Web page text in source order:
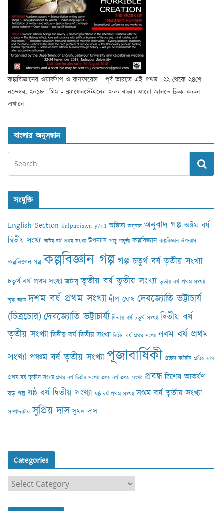
কল্পবিজ্ঞানের ওয়ার্কশপ ও কনফারেন্স - পূর্ব ভারতে এই প্রথম। ২২ থেকে ২৪শে
নভেম্বর, ২০১৮। থিম - ফ্র্যাঙ্কেনস্টেইনের ২০০ বছর। আরো জানতে ক্লিক করুন
এখানে।
বাংলায় অনুসন্ধান
সংযুক্তি
English Section kalpabiswa y7n1 অঙ্কিতা অনুবাদ অনুবাদ গল্প অষ্টম বর্ষ
দ্বিতীয় সংখ্যা অষ্টম বর্ষ প্রথম সংখ্যা উপন্যাস ঋজু গাঙ্গুলী কল্পবিজ্ঞান কল্পবিজ্ঞান উপন্যাস
কল্পবিজ্ঞান গল্প কল্পবিজ্ঞান গল্পগল্প চতুর্থ বর্ষ তৃতীয় সংখ্যা
চতুর্থ বর্ষ প্রথম সংখ্যা জটায়ু তৃতীয় বর্ষ তৃতীয় সংখ্যা তৃতীয় বর্ষ প্রথম সংখ্যা
তৃষা আঢ‍্য দশম বর্ষ প্রথম সংখ্যা দীপ ঘোষ দেবজ্যোতি ভট্টাচার্য
(চিত্রচোর)দেবজ্যোতি ভট্টাচার্য্য দ্বিতীয় বর্ষ চতুর্থ সংখ্যা দ্বিতীয় বর্ষ
তৃতীয় সংখ্যা দ্বিতীয় বর্ষ দ্বিতীয় সংখ্যা দ্বিতীয় বর্ষ প্রথম সংখ্যা নবম বর্ষ প্রথম
সংখ্যাপঞ্চম বর্ষ তৃতীয় সংখ্যা পূজাবার্ষিকী প্রচ্ছদ কাহিনি প্রতিম দাস
প্রথম বর্ষ তৃতীয় সংখ্যা প্রথম বর্ষ দ্বিতীয় সংখ্যা প্রথম বর্ষ প্রথম সংখ্যা প্রবন্ধ বিশেষ আকর্ষণ
বড় গল্প ষষ্ঠ বর্ষ দ্বিতীয় সংখ্যা ষষ্ঠ বর্ষ প্রথম সংখ্যা সপ্তম বর্ষ তৃতীয় সংখ্যা
সম্পাদকীয় সুপ্রিয় দাস সুমন দাস
Categories
a
t